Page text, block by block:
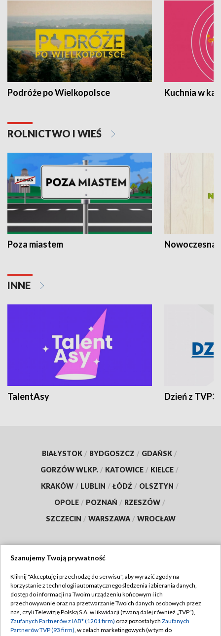
Podróże po Wielkopolsce Kuchnia w
ROLNICTWO I WIEŚ
Poza miastem Nowoczesna
INNE
TalentAsy Dzień z TVP3
BIAŁYSTOK / BYDGOSZCZ / GDAŃSK /
GORZÓW WLKP. / KATOWICE / KIELCE /
KRAKÓW / LUBLIN / ŁÓDŹ / OLSZTYN /
OPOLE / POZNAŃ / RZESZÓW /
SZCZECIN / WARSZAWA / WROCŁAW
TVP
Abonament TVP
Emisja w TVP
Regulamin TVP
Polityka prywatności
Szanujemy Twoją prywatność
Kliknij "Akceptuję i przechodzę do serwisu", aby wyrazić zgody na
korzystanie z technologii automatycznego śledzenia i zbierania danych,
dostęp do informacji na Twoim urządzeniu końcowym i ich
przechowywanie oraz na przetwarzanie Twoich danych osobowych przez
nas, czyli Telewizję Polską S.A. w likwidacji (zwaną dalej również „TVP”),
Zaufanych Partnerów z IAB* (1201 firm) oraz pozostałych Zaufanych
Partnerów TVP (93 firm), w celach marketingowych (w tym do